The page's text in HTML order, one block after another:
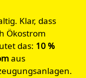
Klar, dass
Ökostrom
das: 10%
aus